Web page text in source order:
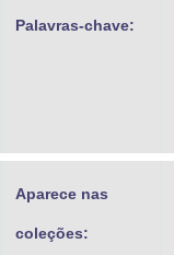
Palavras-chave:
Aparece nas
coleções: